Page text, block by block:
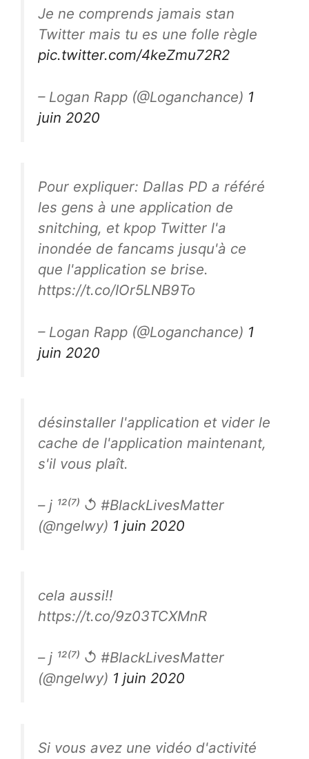
Je ne comprends jamais stan
Twitter mais tu es une folle règle
pic.twitter.com/4keZmu72R2
– Logan Rapp (@Loganchance) 1
juin 2020
Pour expliquer: Dallas PD a référé
les gens à une application de
snitching, et kpop Twitter l'a
inondée de fancams jusqu'à ce
que l'application se brise.
https://t.co/IOr5LNB9To
– Logan Rapp (@Loganchance) 1
juin 2020
désinstaller l'application et vider le
cache de l'application maintenant,
s'il vous plaît.
– j ¹²⁽⁷⁾ ↺ #BlackLivesMatter
(@ngelwy) 1 juin 2020
cela aussi!!
https://t.co/9z03TCXMnR
– j ¹²⁽⁷⁾ ↺ #BlackLivesMatter
(@ngelwy) 1 juin 2020
Si vous avez une vidéo d'activité